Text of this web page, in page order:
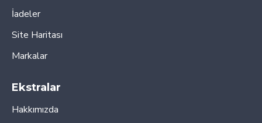
İadeler
Site Haritası
Markalar
Ekstralar
Hakkımızda